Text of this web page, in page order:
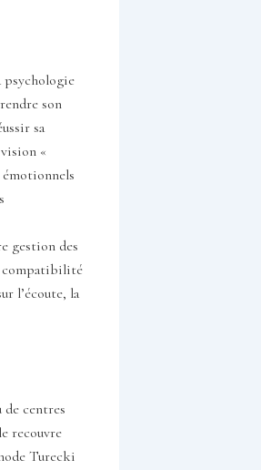
psychologie
son
sa
«
émotionnels
gestion des
compatibilité
l’écoute, la
centres
recouvre
Turecki